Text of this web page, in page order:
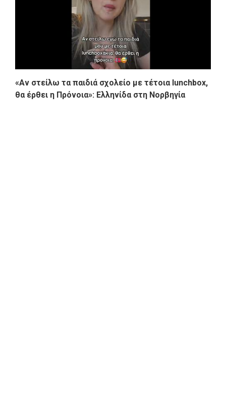
«Αν στείλω τα παιδιά σχολείο με τέτοια lunchbox,
θα έρθει η Πρόνοια»: Ελληνίδα στη Νορβηγία